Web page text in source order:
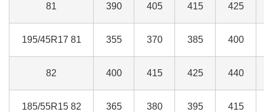
81 390 405 415 425
195/45R17 81 355 370 385 400
82 400 415 425 440
185/55R15 82 365 380 395 415